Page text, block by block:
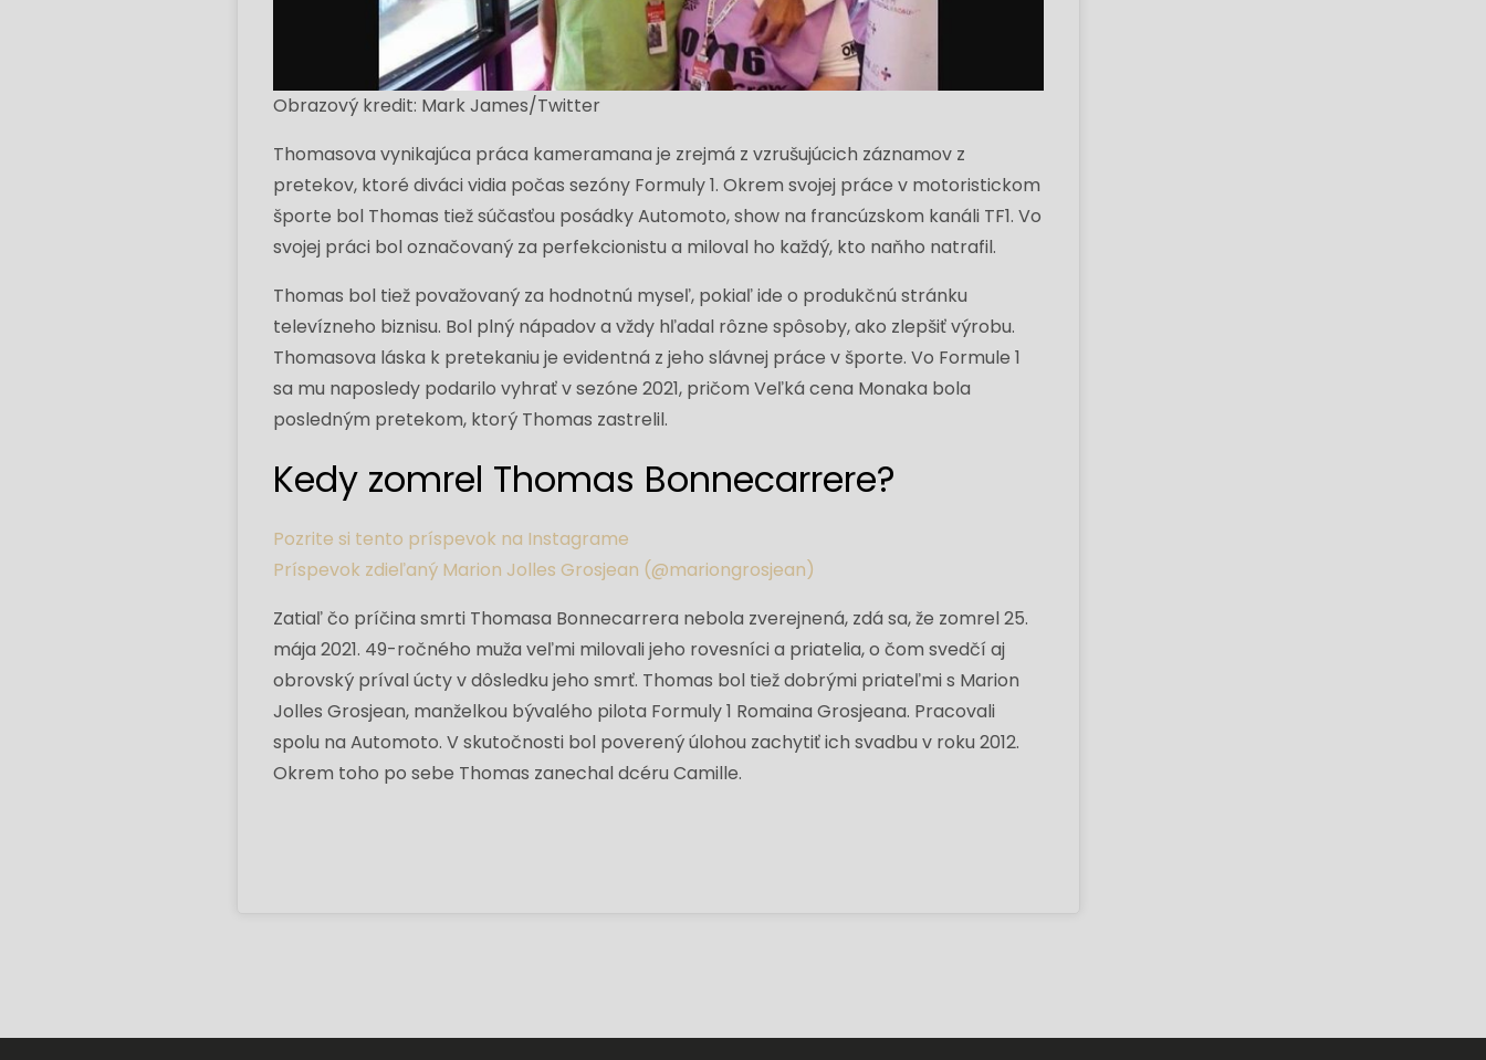
Obrazový kredit: Mark James/Twitter
Thomasova vynikajúca práca kameramana je zrejmá z vzrušujúcich záznamov z
pretekov, ktoré diváci vidia počas sezóny Formuly 1. Okrem svojej práce v motoristickom
športe bol Thomas tiež súčasťou posádky Automoto, show na francúzskom kanáli TF1. Vo
svojej práci bol označovaný za perfekcionistu a miloval ho každý, kto naňho natrafil.
Thomas bol tiež považovaný za hodnotnú myseľ, pokiaľ ide o produkčnú stránku
televízneho biznisu. Bol plný nápadov a vždy hľadal rôzne spôsoby, ako zlepšiť výrobu.
Thomasova láska k pretekaniu je evidentná z jeho slávnej práce v športe. Vo Formule 1
sa mu naposledy podarilo vyhrať v sezóne 2021, pričom Veľká cena Monaka bola
posledným pretekom, ktorý Thomas zastrelil.
Kedy zomrel Thomas Bonnecarrere?
Pozrite si tento príspevok na Instagrame
Príspevok zdieľaný Marion Jolles Grosjean (@mariongrosjean)
Zatiaľ čo príčina smrti Thomasa Bonnecarrera nebola zverejnená, zdá sa, že zomrel 25.
mája 2021. 49-ročného muža veľmi milovali jeho rovesníci a priatelia, o čom svedčí aj
obrovský príval úcty v dôsledku jeho smrť. Thomas bol tiež dobrými priateľmi s Marion
Jolles Grosjean, manželkou bývalého pilota Formuly 1 Romaina Grosjeana. Pracovali
spolu na Automoto. V skutočnosti bol poverený úlohou zachytiť ich svadbu v roku 2012.
Okrem toho po sebe Thomas zanechal dcéru Camille.